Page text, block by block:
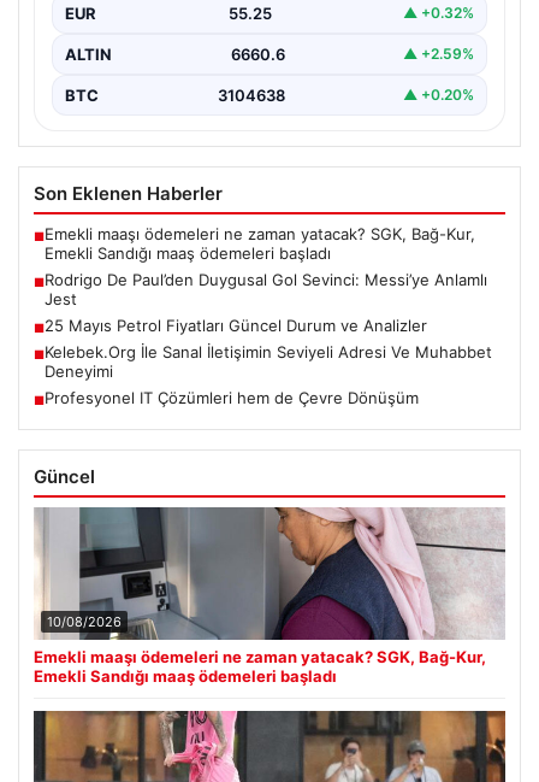
EUR 55.25 ▲ +0.32%
ALTIN 6660.6 ▲ +2.59%
BTC 3104638 ▲ +0.20%
Son Eklenen Haberler
■Emekli maaşı ödemeleri ne zaman yatacak? SGK, Bağ-Kur,
Emekli Sandığı maaş ödemeleri başladı
■Rodrigo De Paul’den Duygusal Gol Sevinci: Messi’ye Anlamlı
Jest
■25 Mayıs Petrol Fiyatları Güncel Durum ve Analizler
■Kelebek.Org İle Sanal İletişimin Seviyeli Adresi Ve Muhabbet
Deneyimi
■Profesyonel IT Çözümleri hem de Çevre Dönüşüm
Güncel
10/08/2026
Emekli maaşı ödemeleri ne zaman yatacak? SGK, Bağ-Kur,
Emekli Sandığı maaş ödemeleri başladı